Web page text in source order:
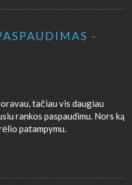
-
tačiau vis daugiau
rankos paspaudimu. Nors ką
patampymu.